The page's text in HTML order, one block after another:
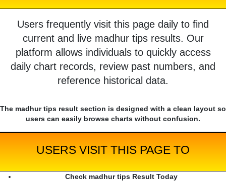
Users frequently visit this page daily to find
current and live madhur tips results. Our
platform allows individuals to quickly access
daily chart records, review past numbers, and
reference historical data.
The madhur tips result section is designed with a clean layout so
users can easily browse charts without confusion.
USERS VISIT THIS PAGE TO
Check madhur tips Result Today